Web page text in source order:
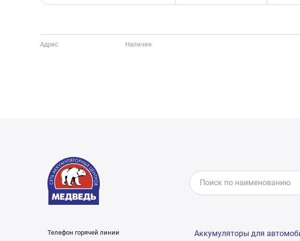
Адрес Наличие
Телефон горячей линии Аккумуляторы для